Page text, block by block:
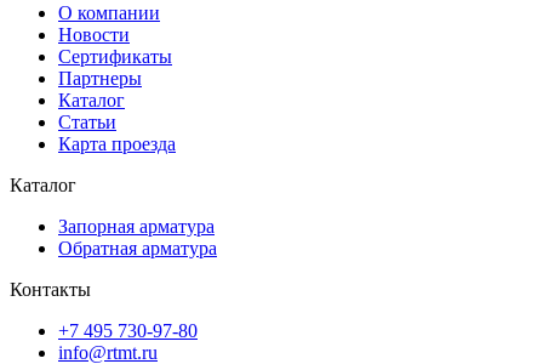
О компании
Новости
Сертификаты
Партнеры
Каталог
Статьи
Карта проезда
Каталог
Запорная арматура
Обратная арматура
Контакты
+7 495 730-97-80
info@rtmt.ru